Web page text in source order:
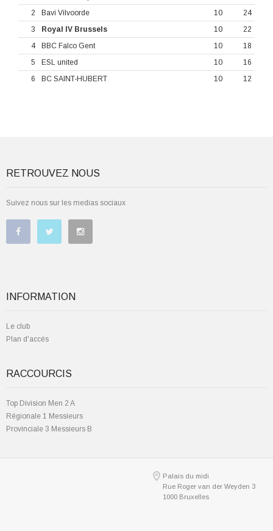
2
Bavi Vilvoorde 10
24
3
Royal IV Brussels 10
22
4
BBC Falco Gent 10
18
5
ESL united 10
16
6
BC SAINT-HUBERT 10 12
RETROUVEZ NOUS
Suivez nous sur les medias sociaux
INFORMATION
Le club
Plan d'accès
RACCOURCIS
Top Division Men 2 A
Régionale 1 Messieurs
Provinciale 3 Messieurs B
Palais du midi
Rue Roger van der Weyden 3
1000 Bruxelles